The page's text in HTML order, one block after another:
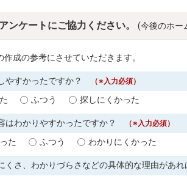
ンケートにご協力ください。 (今後のホー
成の参考にさせていただきます。
やすかったですか？ （※入力必須）
ふつう 探しにくかった
はわかりやすかったですか？ （※入力必須）
た ふつう わかりにくかった
くさ、わかりづらさなどの具体的な理由があ